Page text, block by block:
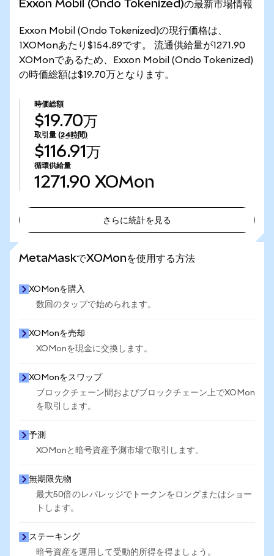
Exxon Mobil (Ondo Tokenized)の最新市場情報
Exxon Mobil (Ondo Tokenized)の現行価格は、
1XOMonあたり$154.89です。 流通供給量が1271.90
XOMonであるため、Exxon Mobil (Ondo Tokenized)
の時価総額は$19.70万となります。
時価総額
$19.70万
取引量 (24時間)
$116.91万
循環供給量
1271.90 XOMon
さらに統計を見る
MetaMaskでXOMonを使用する方法
XOMonを購入
数回のタップで始められます。
XOMonを売却
XOMonを現金に交換します。
XOMonをスワップ
ブロックチェーン間およびブロックチェーン上でXOMon
を取引します。
予測
XOMonと暗号資産予測市場で取引します。
無期限先物
最大50倍のレバレッジでトークンをロングまたはショー
トします。
ステーキング
暗号資産を運用して受動的所得を得ましょう。